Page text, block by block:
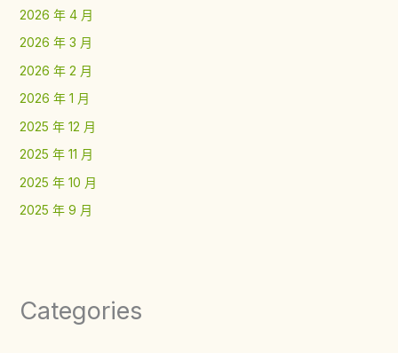
2026 年 4 月
2026 年 3 月
2026 年 2 月
2026 年 1 月
2025 年 12 月
2025 年 11 月
2025 年 10 月
2025 年 9 月
Categories